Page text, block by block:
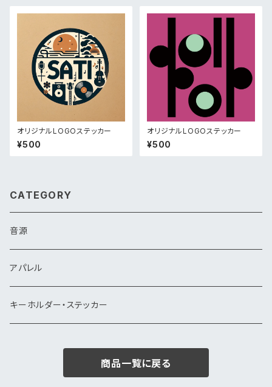
オリジナルLOGOステッカー
¥500
オリジナルLOGOステッカー
¥500
CATEGORY
音源
アパレル
キーホルダー・ステッカー
商品一覧に戻る